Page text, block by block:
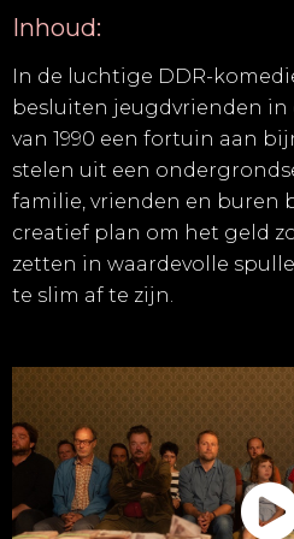
Inhoud:
In de luchtige DDR-
besluiten jeugdvrienden in
van 1990 een fortuin aan
stelen uit een
familie, vrienden en buren
creatief plan om het geld
zetten in waardevolle
te slim af te zijn.